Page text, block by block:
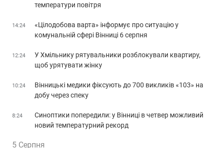
температури повітря
14:24
«Цілодобова варта» інформує про ситуацію у
комунальній сфері Вінниці 6 серпня
12:24
У Хмільнику рятувальники розблокували квартиру,
щоб урятувати жінку
10:24
Вінницькі медики фіксують до 700 викликів «103» на
добу через спеку
8:24
Синоптики попередили: у Вінниці в четвер можливий
новий температурний рекорд
5 Серпня